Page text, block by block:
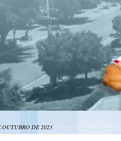
OUTUBRO DE 2023